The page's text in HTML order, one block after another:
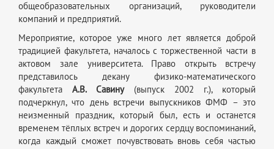
общеобразовательных организаций, руководители
компаний и предприятий.
Мероприятие, которое уже много лет является доброй
традицией факультета, началось с торжественной части в
актовом зале университета. Право открыть встречу
представилось декану физико-математического
факультета А.В. Савину(выпуск 2002 г.), который
подчеркнул, что день встречи выпускников ФМФ – это
неизменный праздник, который был, есть и останется
временем тёплых встреч и дорогих сердцу воспоминаний,
когда каждый сможет почувствовать вновь себя частью